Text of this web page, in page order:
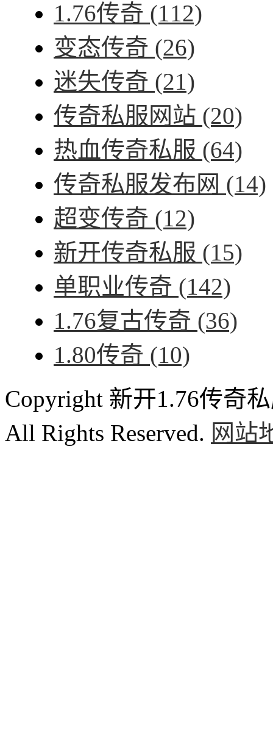
1.76传奇 (112)
变态传奇 (26)
迷失传奇 (21)
传奇私服网站 (20)
热血传奇私服 (64)
传奇私服发布网 (14)
超变传奇 (12)
新开传奇私服 (15)
单职业传奇 (142)
1.76复古传奇 (36)
1.80传奇 (10)
Copyright 新开1.76传奇
All Rights Reserved. 网站